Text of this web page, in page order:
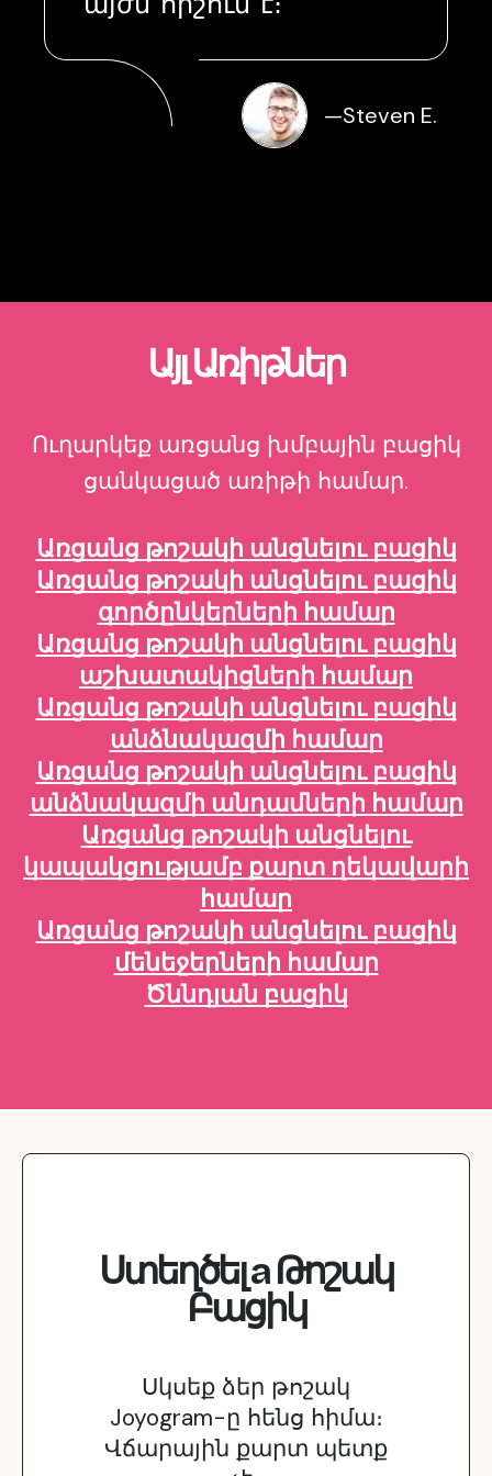
—Steven E.
Այլ Առիթներ
Ուղարկեք առցանց խմբային բացիկ
ցանկացած առիթի համար.
Առցանց թոշակի անցնելու բացիկ
Առցանց թոշակի անցնելու բացիկ
գործընկերների համար
Առցանց թոշակի անցնելու բացիկ
աշխատակիցների համար
Առցանց թոշակի անցնելու բացիկ
անձնակազմի համար
Առցանց թոշակի անցնելու բացիկ
անձնակազմի անդամների համար
Առցանց թոշակի անցնելու
կապակցությամբ քարտ ղեկավարի
համար
Առցանց թոշակի անցնելու բացիկ
մենեջերների համար
Ծննդյան բացիկ
ՍտեղծելaԹոշակ
Բացիկ
Սկսեք ձեր թոշակ
Joyogram-ը հենց հիմա։
Վճարային քարտ պետք